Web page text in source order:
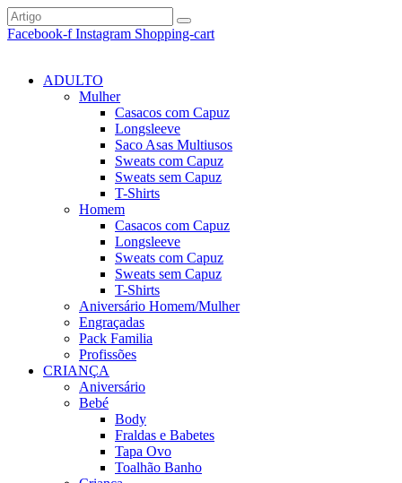
Facebook-f Instagram Shopping-cart
ADULTO
Mulher
Casacos com Capuz
Longsleeve
Saco Asas Multiusos
Sweats com Capuz
Sweats sem Capuz
T-Shirts
Homem
Casacos com Capuz
Longsleeve
Sweats com Capuz
Sweats sem Capuz
T-Shirts
Aniversário Homem/Mulher
Engraçadas
Pack Familia
Profissões
CRIANÇA
Aniversário
Bebé
Body
Fraldas e Babetes
Tapa Ovo
Toalhão Banho